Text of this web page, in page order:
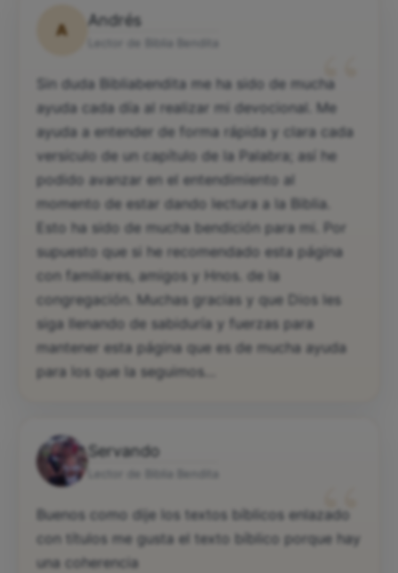
A
Andrés
“
Sin duda Bibliabendita me ha sido de mucha
ayuda cada día al realizar mi devocional. Me
ayuda a entender de forma rápida y clara cada
versículo de un capítulo de la Palabra; así he
podido avanzar en el entendimiento al
momento de estar dando lectura a la Biblia.
Esto ha sido de mucha bendición para mi. Por
supuesto que si he recomendado esta página
con familiares, amigos y Hnos. de la
congregación. Muchas gracias y que Dios les
siga llenando de sabiduría y fuerzas para
mantener esta página que es de mucha ayuda
para los que la seguimos…
Servando
“
Buenos como dije los textos bíblicos enlazado
con títulos me gusta el texto bíblico porque hay
una coherencia